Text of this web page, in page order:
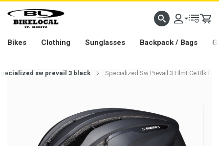
PASSION IN ALL WE DO
Bikes Clothing Sunglasses Backpack / Bags
sw prevail 3 black Specialized Sw Prevail 3 Hlmt Ce Blk L